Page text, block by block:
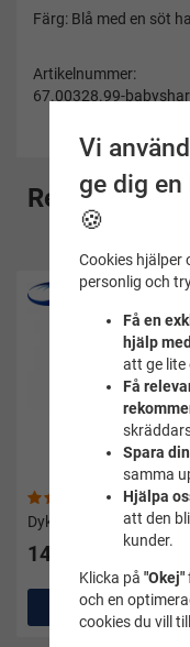
Färg: Blå med en söt
Artikelnummer:
67.00328.99-
(2)
Dykpinnar 6-pack - Soak
149 kr
Köp
Vi
ge dig
🍪
Cookies hjälper
personlig och
Få en
hjälp
att ge lite
Få
Spara
samma
Hjälpa
att den
kunder.
Klicka på "Okej"
och en
cookies du vill